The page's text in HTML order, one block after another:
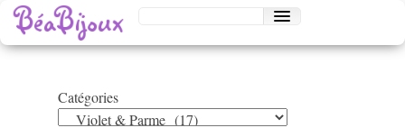
Catégories
Catégories